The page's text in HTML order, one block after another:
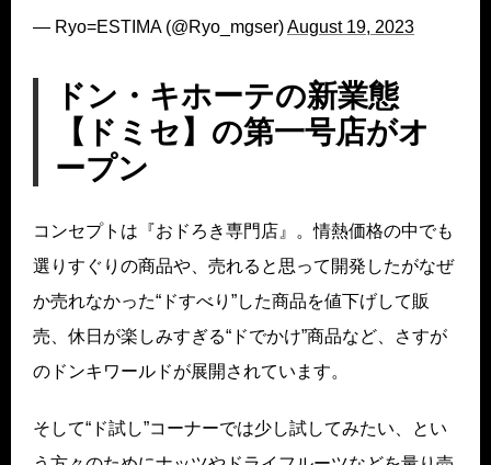
— Ryo=ESTIMA (@Ryo_mgser)August 19, 2023
ドン・キホーテの新業態
【ドミセ】の第一号店がオ
ープン
コンセプトは『おドろき専門店』。情熱価格の中でも
選りすぐりの商品や、売れると思って開発したがなぜ
か売れなかった“ドすべり”した商品を値下げして販
売、休日が楽しみすぎる“ドでかけ”商品など、さすが
のドンキワールドが展開されています。
そして“ド試し”コーナーでは少し試してみたい、とい